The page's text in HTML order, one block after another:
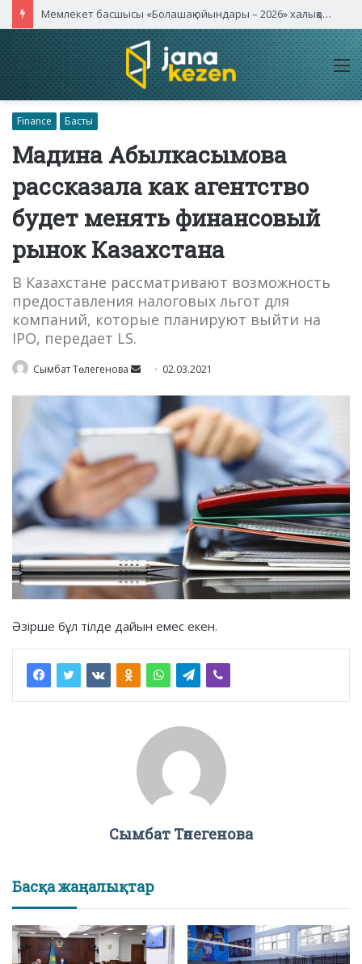
Мемлекет басшысы «Болашақ ойындары – 2026» халықаралық турнирінің ашылу салтанатына қатысты
Finance Басты
Мадина Абылкасымова
рассказала как агентство
будет менять финансовый
рынок Казахстана
В Казахстане рассматривают возможность
предоставления налоговых льгот для
компаний, которые планируют выйти на
IPO, передает LS.
Сымбат Төлегенова
Send 02.03.2021
Әзірше бұл тілде дайын емес екен.
Сымбат Төлегенова
Басқа жаңалықтар